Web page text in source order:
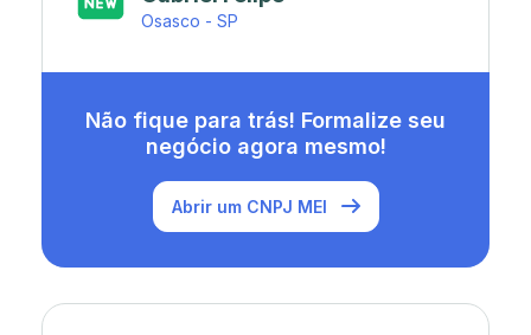
Rio de Janeiro - RJ
Não fique para trás! Formalize seu
negócio agora mesmo!
Abrir um CNPJ MEI